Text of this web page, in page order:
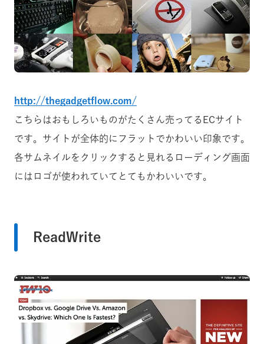
http://thegadgetflow.com/
こちらはおもしろいものがたくさん売ってるECサイト
です。サイトが全体的にフラットでかわいい印象です。
各サムネイルをクリックすると見れるローディング画面
にはロゴが使われていてとてもかわいいです。
ReadWrite